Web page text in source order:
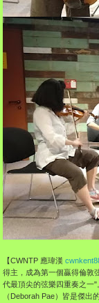
【CWNTP 應瑋漢
得主，成為第一個贏得倫敦
代最頂尖的弦樂四重奏之一
（Deborah Pae）皆是傑